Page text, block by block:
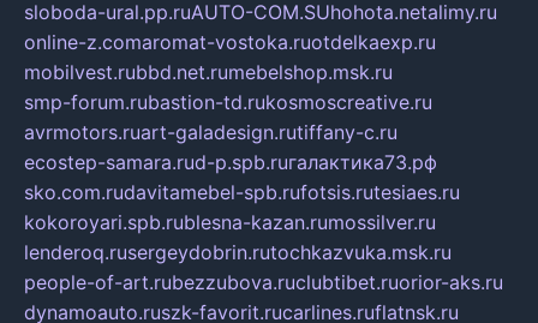
sloboda-ural.pp.ruAUTO-COM.SUhohota.netalimy.ru
online-z.comaromat-vostoka.ruotdelkaexp.ru
mobilvest.rubbd.net.rumebelshop.msk.ru
smp-forum.rubastion-td.rukosmoscreative.ru
avrmotors.ruart-galadesign.rutiffany-c.ru
ecostep-samara.rud-p.spb.ruгалактика73.рф
sko.com.rudavitamebel-spb.rufotsis.rutesiaes.ru
kokoroyari.spb.rublesna-kazan.rumossilver.ru
lenderoq.rusergeydobrin.rutochkazvuka.msk.ru
people-of-art.rubezzubova.ruclubtibet.ruorior-aks.ru
dynamoauto.ruszk-favorit.rucarlines.ruflatnsk.ru